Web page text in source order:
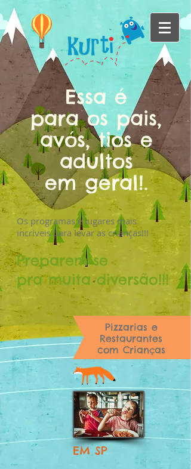
Essa é
paraos pais,
avós, tios e
adultos
em geral!.
Os programas e lugares mais
incríveis para levar as crianças!!!
Preparem-se
pramuita diversão!!!
Pizzarias e
Restaurantes
com Crianças
EM SP